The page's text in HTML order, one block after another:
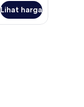
Lihat harga